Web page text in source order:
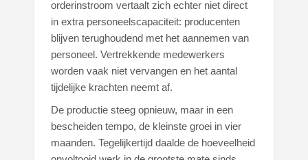
orderinstroom vertaalt zich echter niet direct
in extra personeelscapaciteit: producenten
blijven terughoudend met het aannemen van
personeel. Vertrekkende medewerkers
worden vaak niet vervangen en het aantal
tijdelijke krachten neemt af.
De productie steeg opnieuw, maar in een
bescheiden tempo, de kleinste groei in vier
maanden. Tegelijkertijd daalde de hoeveelheid